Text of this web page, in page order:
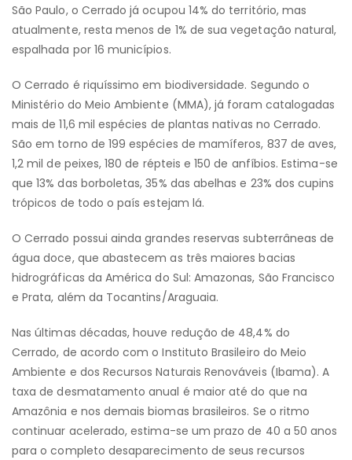
São Paulo, o Cerrado já ocupou 14% do território, mas
atualmente, resta menos de 1% de sua vegetação natural,
espalhada por 16 municípios.
O Cerrado é riquíssimo em biodiversidade. Segundo o
Ministério do Meio Ambiente (MMA), já foram catalogadas
mais de 11,6 mil espécies de plantas nativas no Cerrado.
São em torno de 199 espécies de mamíferos, 837 de aves,
1,2 mil de peixes, 180 de répteis e 150 de anfíbios. Estima-se
que 13% das borboletas, 35% das abelhas e 23% dos cupins
trópicos de todo o país estejam lá.
O Cerrado possui ainda grandes reservas subterrâneas de
água doce, que abastecem as três maiores bacias
hidrográficas da América do Sul: Amazonas, São Francisco
e Prata, além da Tocantins/Araguaia.
Nas últimas décadas, houve redução de 48,4% do
Cerrado, de acordo com o Instituto Brasileiro do Meio
Ambiente e dos Recursos Naturais Renováveis (Ibama). A
taxa de desmatamento anual é maior até do que na
Amazônia e nos demais biomas brasileiros. Se o ritmo
continuar acelerado, estima-se um prazo de 40 a 50 anos
para o completo desaparecimento de seus recursos